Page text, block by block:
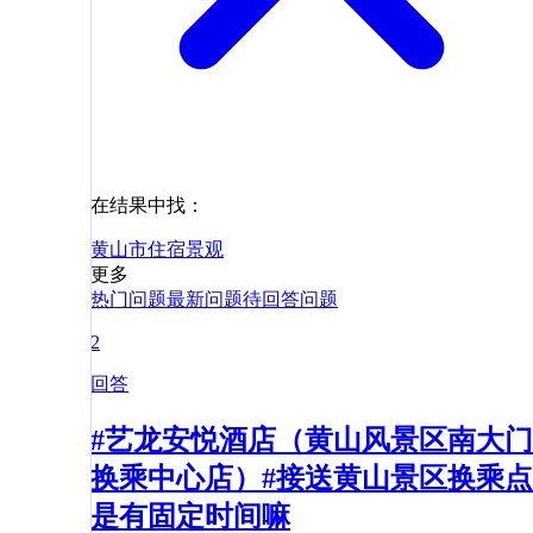
在结果中找：
黄山市住宿景观
更多
热门问题最新问题待回答问题
2
回答
#艺龙安悦酒店（黄山风景区南大门
换乘中心店）#接送黄山景区换乘点
是有固定时间嘛